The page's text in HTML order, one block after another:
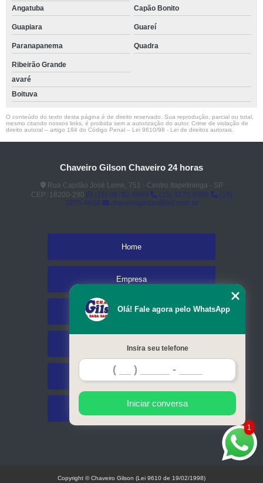
Angatuba
Capão Bonito
Guapiara Guareí
Paranapanema Quadra
Ribeirão Grande
avaré
Boituva
O conteúdo do texto desta página é de direito reservado. Sua reprodução, parcial ou total,
mesmo citando nossos links, é proibida sem a autorização do autor. Crime de violação de
direito autoral – artigo 184 do Código Penal – Lei 9610/98 - Lei de direitos autorais
Chaveiro Gilson Chaveiro 24 horas
Rua Capitão José Leme, 751 - Centro Itapetininga - SP
CEP: 18200-290
(15) 99782-0869 (15) 3272-6086
(15)
3275-4600
chaveirogilson@bol.com.br
Home
Empresa
Missão
Serviços
Contato
Mapa do site
1
Olá! Fale agora pelo WhatsApp
Insira seu telefone
Iniciar conversa
Copyright © Chaveiro Gilson (Lei 9610 de 19/02/1998)